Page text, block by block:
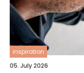
inspiration
05. July 2026